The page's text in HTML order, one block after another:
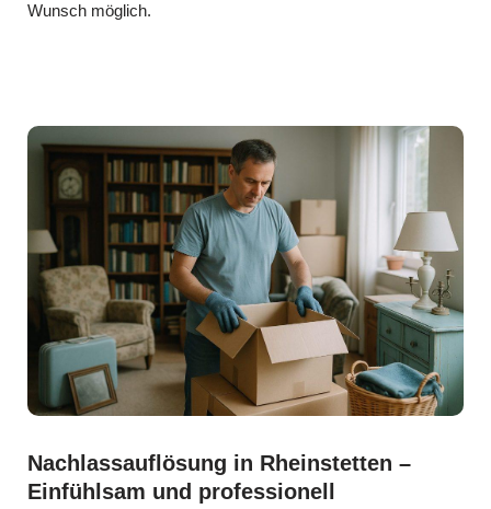
Wunsch möglich.
Nachlassauflösung in Rheinstetten –
Einfühlsam und professionell